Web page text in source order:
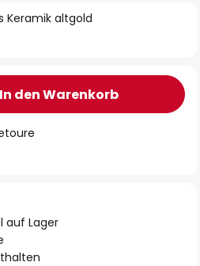
Keramik altgold
In den Warenkorb
auf Lager